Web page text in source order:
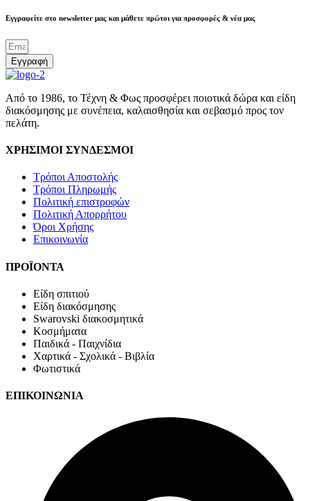
Εγγραφείτε στο newsletter μας και μάθετε πρώτοι για προσφορές & νέα μας
Εγγραφή
Από το 1986, το Τέχνη & Φως προσφέρει ποιοτικά δώρα και είδη
διακόσμησης με συνέπεια, καλαισθησία και σεβασμό προς τον
πελάτη.
ΧΡΗΣΙΜΟΙ ΣΥΝΔΕΣΜΟΙ
Τρόποι Αποστολής
Τρόποι Πληρωμής
Πολιτική επιστροφών
Πολιτική Απορρήτου
Όροι Χρήσης
Επικοινωνία
ΠΡΟΪΟΝΤΑ
Είδη σπιτιού
Είδη διακόσμησης
Swarovski διακοσμητικά
Κοσμήματα
Παιδικά - Παιχνίδια
Χαρτικά - Σχολικά - Βιβλία
Φωτιστικά
ΕΠΙΚΟΙΝΩΝΙΑ